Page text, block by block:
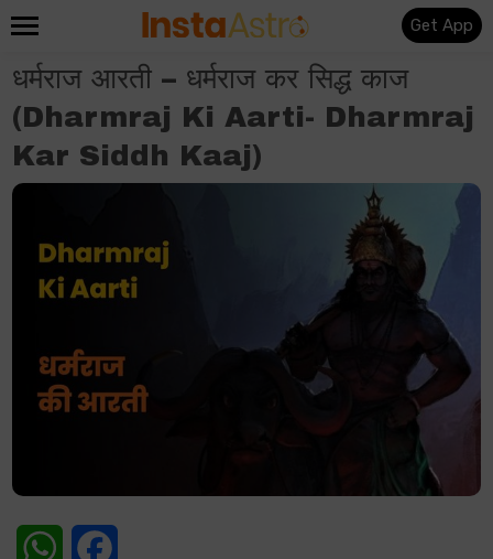
Get App
धर्मराज आरती – धर्मराज कर सिद्ध काज
(Dharmraj Ki Aarti- Dharmraj
Kar Siddh Kaaj)
WhatsApp